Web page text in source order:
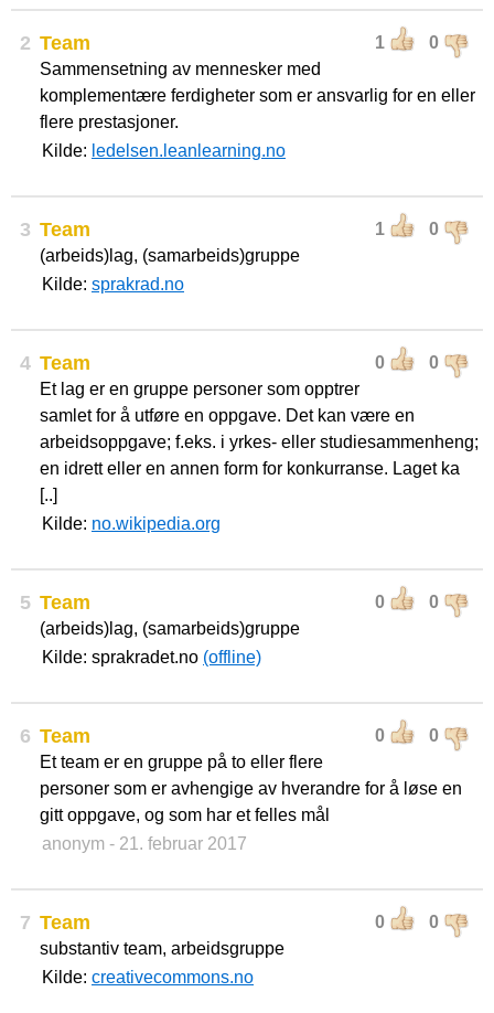
2 1 0
Team
Sammensetning av mennesker med
komplementære ferdigheter som er ansvarlig for en eller
flere prestasjoner.
Kilde: ledelsen.leanlearning.no
3 1 0
Team
(arbeids)lag, (samarbeids)gruppe
Kilde: sprakrad.no
4 0 0
Team
Et lag er en gruppe personer som opptrer
samlet for å utføre en oppgave. Det kan være en
arbeidsoppgave; f.eks. i yrkes- eller studiesammenheng;
en idrett eller en annen form for konkurranse. Laget ka
[..]
Kilde: no.wikipedia.org
5 0 0
Team
(arbeids)lag, (samarbeids)gruppe
Kilde: sprakradet.no (offline)
6 0 0
Team
Et team er en gruppe på to eller flere
personer som er avhengige av hverandre for å løse en
gitt oppgave, og som har et felles mål
anonym - 21. februar 2017
7 0 0
Team
substantiv team, arbeidsgruppe
Kilde: creativecommons.no